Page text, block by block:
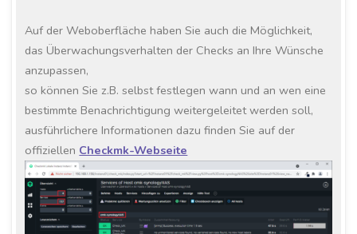
Auf der Weboberfläche haben Sie auch die Möglichkeit,
das Überwachungsverhalten der Checks an Ihre Wünsche
anzupassen,
so können Sie z.B. selbst festlegen wann und an wen eine
bestimmte Benachrichtigung weitergeleitet werden soll,
ausführlichere Informationen dazu finden Sie auf der
offiziellen Checkmk-Webseite